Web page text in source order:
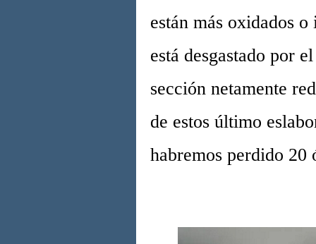
están más oxidados
está desgastado por
sección netamente
de estos último
habremos perdido 20